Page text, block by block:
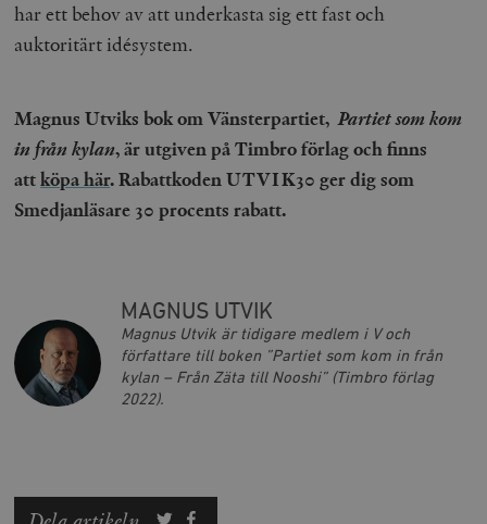
har ett behov av att underkasta sig ett fast och
auktoritärt idésystem.
Magnus Utviks bok om Vänsterpartiet,Partiet som kom
in från kylan, är utgiven på Timbro förlag och finns
attköpa här.Rabattkoden UTVIK30 ger dig som
Smedjanläsare 30 procents rabatt.
MAGNUS UTVIK
Magnus Utvik är tidigare medlem i V och
författare till boken ”Partiet som kom in från
kylan – Från Zäta till Nooshi” (Timbro förlag
2022).
_hjAbsoluteSessionInProgress